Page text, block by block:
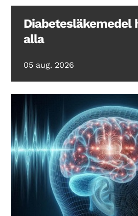
Diabetesläkemedel
alla
05 aug. 2026